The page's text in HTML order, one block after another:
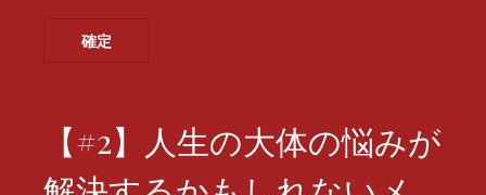
【#2】人生の大体の悩みが